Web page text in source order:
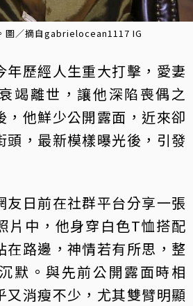
圖／摘自gabrielocean1117 IG
年歷經人生重大打擊，愛妻
竭離世，讓他深陷喪偶之
，他鮮少公開露面，近來卻
頭，最新模樣曝光後，引發
友日前在社群平台分享一張
片中，他身穿白色T恤搭配
在路邊，神情若有所思，整
默。與先前公開露面時相
又消瘦不少，尤其雙臂明顯